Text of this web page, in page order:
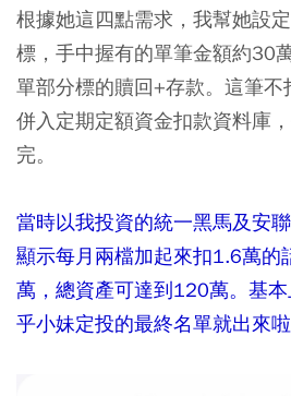
根據她這四點需求，我幫她設
標，手中握有的單筆金額約30
單部分標的贖回+存款。這筆不
併入定期定額資金扣款資料庫
完。
當時以我投資的統一黑馬及安
顯示每月兩檔加起來扣1.6萬的
萬，總資產可達到120萬。基
乎小妹定投的最終名單就出來啦